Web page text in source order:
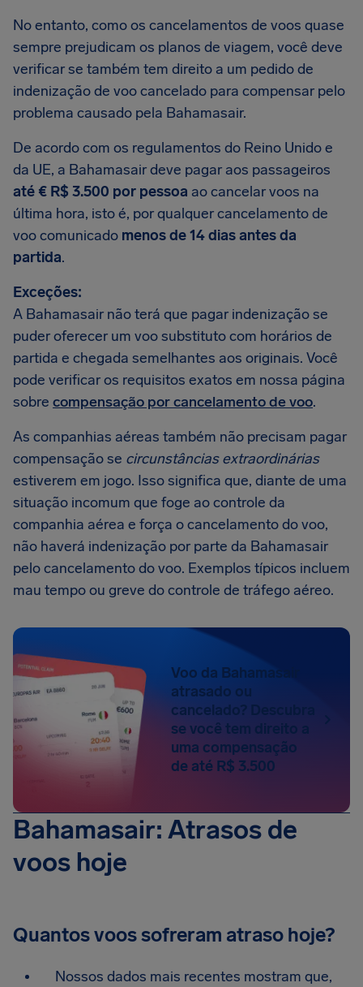
No entanto, como os cancelamentos de voos quase
sempre prejudicam os planos de viagem, você deve
verificar se também tem direito a um pedido de
indenização de voo cancelado para compensar pelo
problema causado pela Bahamasair.
De acordo com os regulamentos do Reino Unido e
da UE, a Bahamasair deve pagar aos passageiros
até € R$ 3.500 por pessoa ao cancelar voos na
última hora, isto é, por qualquer cancelamento de
voo comunicado menos de 14 dias antes da
partida.
Exceções:
A Bahamasair não terá que pagar indenização se
puder oferecer um voo substituto com horários de
partida e chegada semelhantes aos originais. Você
pode verificar os requisitos exatos em nossa página
sobre compensação por cancelamento de voo.
As companhias aéreas também não precisam pagar
compensação se circunstâncias extraordinárias
estiverem em jogo. Isso significa que, diante de uma
situação incomum que foge ao controle da
companhia aérea e força o cancelamento do voo,
não haverá indenização por parte da Bahamasair
pelo cancelamento do voo. Exemplos típicos incluem
mau tempo ou greve do controle de tráfego aéreo.
Voo da Bahamasair
atrasado ou
cancelado? Descubra
se você tem direito a
uma compensação
de até R$ 3.500
Bahamasair: Atrasos de
voos hoje
Quantos voos sofreram atraso hoje?
Nossos dados mais recentes mostram que,